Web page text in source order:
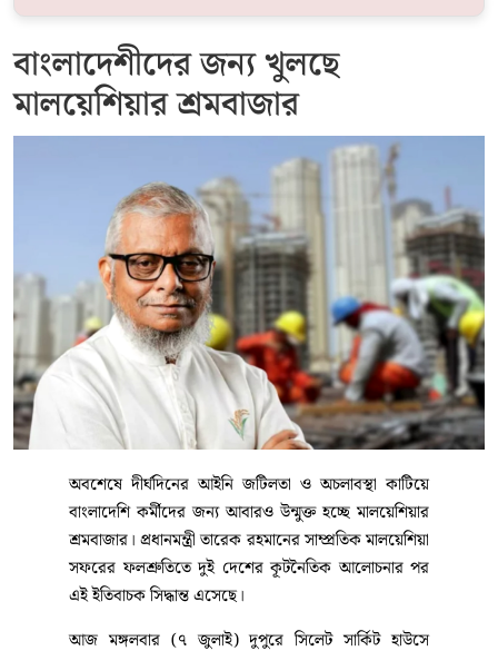
বাংলাদেশীদের জন্য খুলছে
মালয়েশিয়ার শ্রমবাজার
অবশেষে দীর্ঘদিনের আইনি জটিলতা ও অচলাবস্থা কাটিয়ে
বাংলাদেশি কর্মীদের জন্য আবারও উন্মুক্ত হচ্ছে মালয়েশিয়ার
শ্রমবাজার। প্রধানমন্ত্রী তারেক রহমানের সাম্প্রতিক মালয়েশিয়া
সফরের ফলশ্রুতিতে দুই দেশের কূটনৈতিক আলোচনার পর
এই ইতিবাচক সিদ্ধান্ত এসেছে।
আজ মঙ্গলবার (৭ জুলাই) দুপুরে সিলেট সার্কিট হাউসে